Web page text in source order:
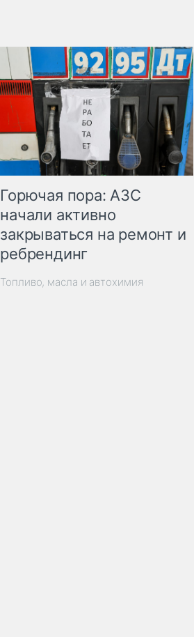
Горючая пора: АЗС
начали активно
закрываться на ремонт и
ребрендинг
Топливо, масла и автохимия